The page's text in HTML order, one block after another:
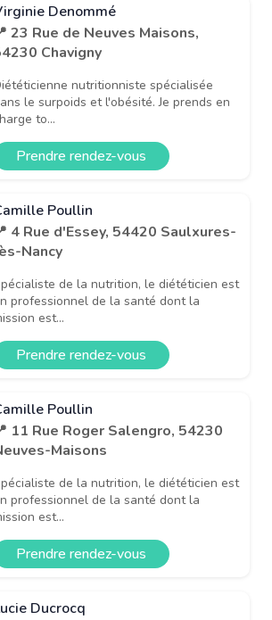
Denommé
23 Rue de Neuves Maisons,
Chavigny
nutritionniste spécialisée
le surpoids et l'obésité. Je prends en
to...
Prendre rendez-vous
Poullin
4 Rue d'Essey, 54420 Saulxures-
Nancy
de la nutrition, le diététicien est
professionnel de la santé dont la
est...
Prendre rendez-vous
Poullin
11 Rue Roger Salengro, 54230
Maisons
de la nutrition, le diététicien est
professionnel de la santé dont la
est...
Prendre rendez-vous
Ducrocq